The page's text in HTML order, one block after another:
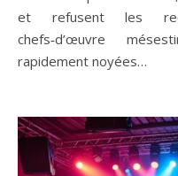
et refusent les
chefs‑d’œuvre
rapidement noyées…